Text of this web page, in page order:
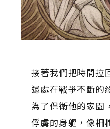
接著我們把時間拉
還處在戰爭不斷的
為了保衛他的家園
俘虜的身軀，像柵